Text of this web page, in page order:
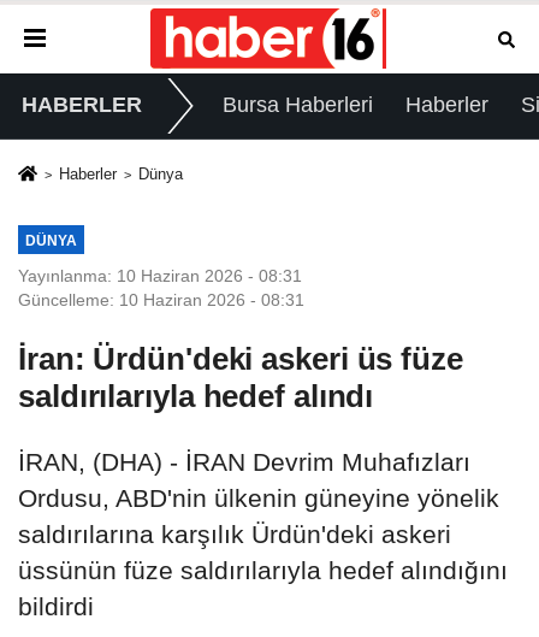
HABERLER Bursa Haberleri Haberler
Haberler Dünya
DÜNYA
Yayınlanma: 10 Haziran 2026 - 08:31
Güncelleme: 10 Haziran 2026 - 08:31
İran: Ürdün'deki askeri üs füze
saldırılarıyla hedef alındı
İRAN, (DHA) - İRAN Devrim Muhafızları
Ordusu, ABD'nin ülkenin güneyine yönelik
saldırılarına karşılık Ürdün'deki askeri
üssünün füze saldırılarıyla hedef alındığını
bildirdi